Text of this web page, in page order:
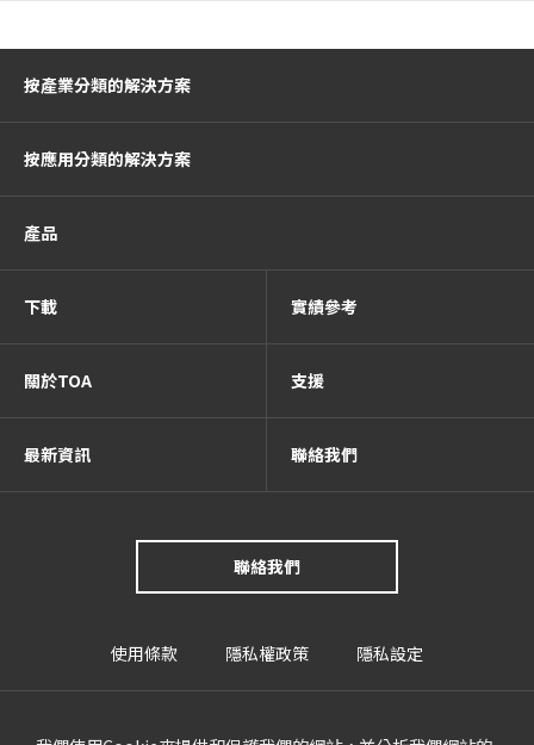
按產業分類的解決方案
按應用分類的解決方案
產品
下載 實績參考
關於TOA 支援
最新資訊 聯絡我們
聯絡我們
使用條款 隱私權政策 隱私設定